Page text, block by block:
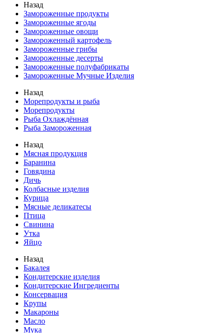
Назад
Замороженные продукты
Замороженные ягоды
Замороженные овощи
Замороженный картофель
Замороженные грибы
Замороженные десерты
Замороженные полуфабрикаты
Замороженные Мучные Изделия
Назад
Морепродукты и рыба
Морепродукты
Рыба Охлаждённая
Рыба Замороженная
Назад
Мясная продукция
Баранина
Говядина
Дичь
Колбасные изделия
Курица
Мясные деликатесы
Птица
Свинина
Утка
Яйцо
Назад
Бакалея
Кондитерские изделия
Кондитерские Ингредиенты
Консервация
Крупы
Макароны
Масло
Мука